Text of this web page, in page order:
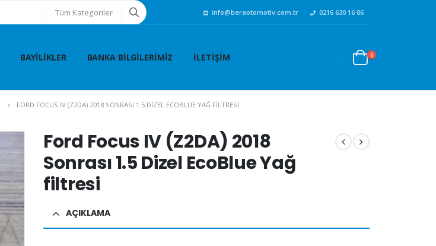
Tüm Kategoriler info@beraotomotiv.com.tr 0216 630 16 06
BAYILIKLER BANKA BILGILERIMIZ İLETIŞIM 0
FORD FOCUS IV (Z2DA) 2018 SONRASI 1.5 DIZEL ECOBLUE YAĞ FILTRESI
Ford Focus IV (Z2DA) 2018
Sonrası 1.5 Dizel EcoBlue Yağ
filtresi
AÇIKLAMA